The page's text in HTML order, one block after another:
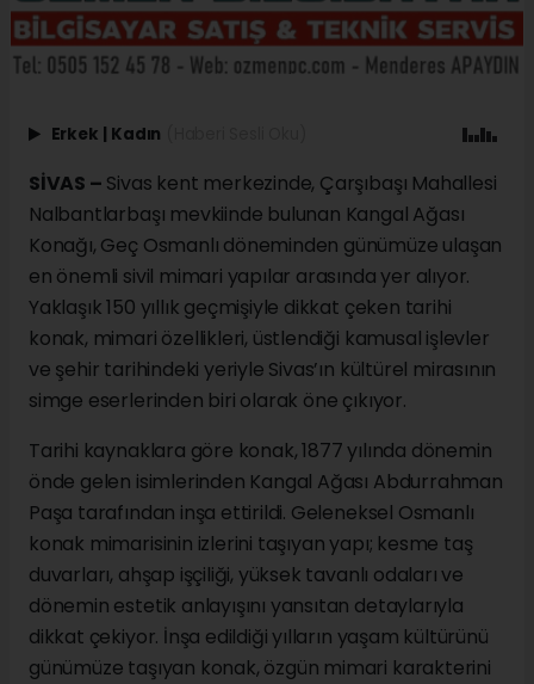
Erkek Kadın
SİVAS – Sivas kent merkezinde, Çarşıbaşı Mahallesi
Nalbantlarbaşı mevkiinde bulunan Kangal Ağası
Konağı, Geç Osmanlı döneminden günümüze ulaşan
en önemli sivil mimari yapılar arasında yer alıyor.
Yaklaşık 150 yıllık geçmişiyle dikkat çeken tarihi
konak, mimari özellikleri, üstlendiği kamusal işlevler
ve şehir tarihindeki yeriyle Sivas’ın kültürel mirasının
simge eserlerinden biri olarak öne çıkıyor.
Tarihi kaynaklara göre konak, 1877 yılında dönemin
önde gelen isimlerinden Kangal Ağası Abdurrahman
Paşa tarafından inşa ettirildi. Geleneksel Osmanlı
konak mimarisinin izlerini taşıyan yapı; kesme taş
duvarları, ahşap işçiliği, yüksek tavanlı odaları ve
dönemin estetik anlayışını yansıtan detaylarıyla
dikkat çekiyor. İnşa edildiği yılların yaşam kültürünü
günümüze taşıyan konak, özgün mimari karakterini